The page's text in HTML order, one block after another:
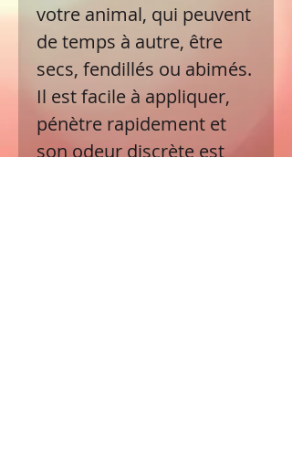
votre animal, qui peuvent
de temps à autre, être
secs, fendillés ou abimés.
Il est facile à appliquer,
pénètre rapidement et
son odeur discrète est